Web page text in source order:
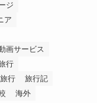
ジ
ア
画サービス
行
旅行
旅行記
海外